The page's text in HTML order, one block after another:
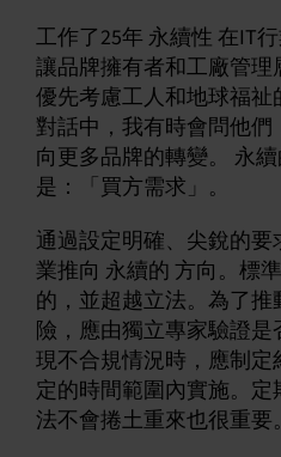
工作了25年 永續性 在IT
讓品牌擁有者和工廠管
優先考慮工人和地球福
對話中，我有時會問他
向更多品牌的轉變。 永
是：「買方需求」。
通過設定明確、尖銳的
業推向 永續的 方向。標
的，並超越立法。為了
險，應由獨立專家驗證
現不合規情況時，應制
定的時間範圍內實施。
法不會捲土重來也很重要。